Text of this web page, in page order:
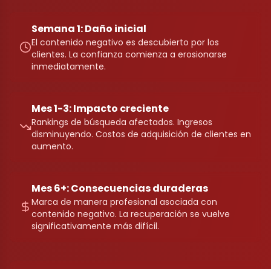
Semana 1: Daño inicial
El contenido negativo es descubierto por los
clientes. La confianza comienza a erosionarse
inmediatamente.
Mes 1-3: Impacto creciente
Rankings de búsqueda afectados. Ingresos
disminuyendo. Costos de adquisición de clientes en
aumento.
Mes 6+: Consecuencias duraderas
Marca de manera profesional asociada con
contenido negativo. La recuperación se vuelve
significativamente más difícil.